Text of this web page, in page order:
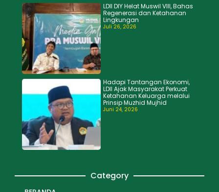
LDII DIY Helat Muswil VIII, Bahas
Regenerasi dan Ketahanan
Lingkungan
Juli 26, 2026
Hadapi Tantangan Ekonomi,
LDII Ajak Masyarakat Perkuat
Ketahanan Keluarga melalui
Prinsip Muzhid Mujhid
Juni 24, 2026
Category